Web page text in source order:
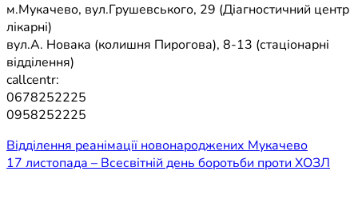
м.Мукачево, вул.Грушевського, 29 (Діагностичний центр
лікарні)
вул.А. Новака (колишня Пирогова), 8-13 (стаціонарні
відділення)
callcentr:
0678252225
0958252225
Навігація
записів
Відділення реанімації новонароджених Мукачево
17 листопада – Всесвітній день боротьби проти ХОЗЛ